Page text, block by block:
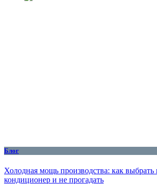
Блог
Холодная мощь производства: как
кондиционер и не прогадать